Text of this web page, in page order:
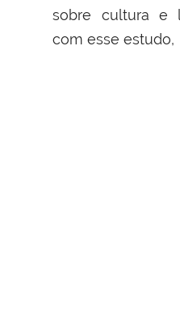
sobre cultura e
com esse estudo,